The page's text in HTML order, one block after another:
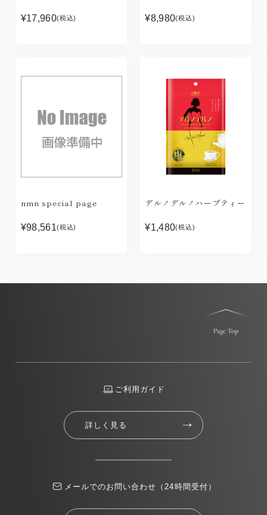
¥17,960(税込) ¥8,980(税込)
nmn special page
¥98,561(税込)
デルノデルノハーブティー
¥1,480(税込)
ご利用ガイド
詳しく見る
メールでのお問い合わせ（24時間受付）